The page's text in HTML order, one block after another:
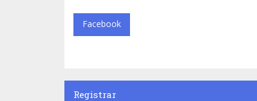
Facebook
Registrar